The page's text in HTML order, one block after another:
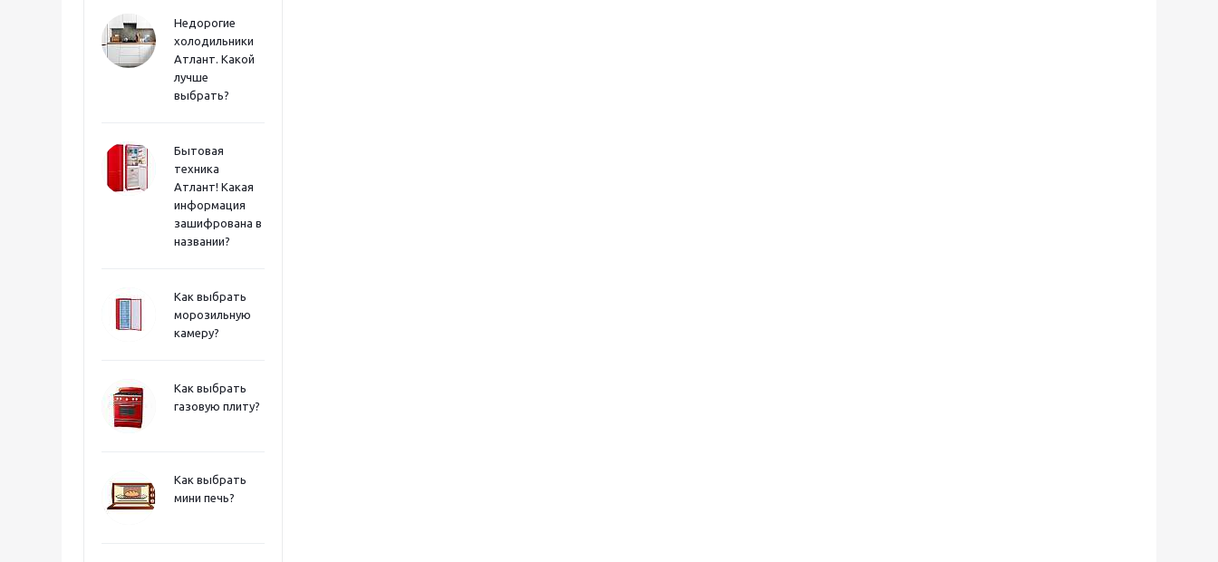
Недорогие
холодильники
Атлант. Какой
лучше
выбрать?
Бытовая
техника
Атлант! Какая
информация
зашифрована в
названии?
Как выбрать
морозильную
камеру?
Как выбрать
газовую плиту?
Как выбрать
мини печь?